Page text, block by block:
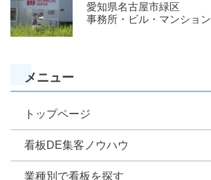
愛知県名古屋市緑区
事務所・ビル・マンション
メニュー
トップページ
看板DE集客ノウハウ
業種別で看板を探す